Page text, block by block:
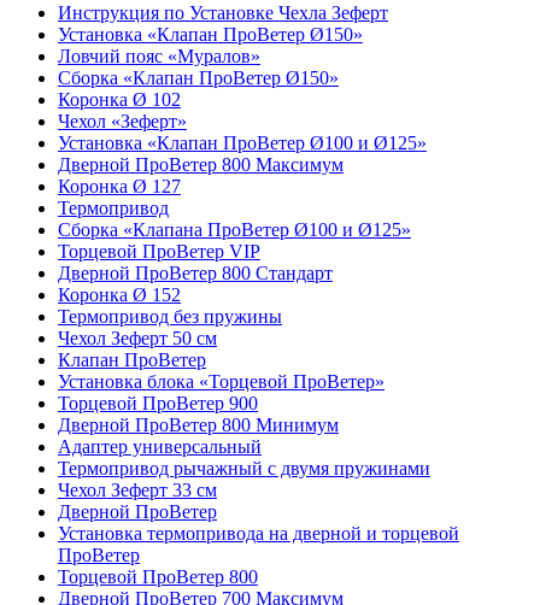
Инструкция по Установке Чехла Зеферт
Установка «Клапан ПроВетер Ø150»
Ловчий пояс «Муралов»
Сборка «Клапан ПроВетер Ø150»
Коронка Ø 102
Чехол «Зеферт»
Установка «Клапан ПроВетер Ø100 и Ø125»
Дверной ПроВетер 800 Максимум
Коронка Ø 127
Термопривод
Сборка «Клапана ПроВетер Ø100 и Ø125»
Торцевой ПроВетер VIP
Дверной ПроВетер 800 Стандарт
Коронка Ø 152
Термопривод без пружины
Чехол Зеферт 50 см
Клапан ПроВетер
Установка блока «Торцевой ПроВетер»
Торцевой ПроВетер 900
Дверной ПроВетер 800 Минимум
Адаптер универсальный
Термопривод рычажный с двумя пружинами
Чехол Зеферт 33 см
Дверной ПроВетер
Установка термопривода на дверной и торцевой
ПроВетер
Торцевой ПроВетер 800
Дверной ПроВетер 700 Максимум